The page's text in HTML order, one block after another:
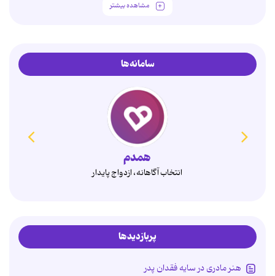
مشاهده بیشتر
سامانه‌ها
همدم
انتخاب آگاهانه، ازدواج پایدار
پربازدیدها
هنر مادری در سایه‌ فقدان پدر